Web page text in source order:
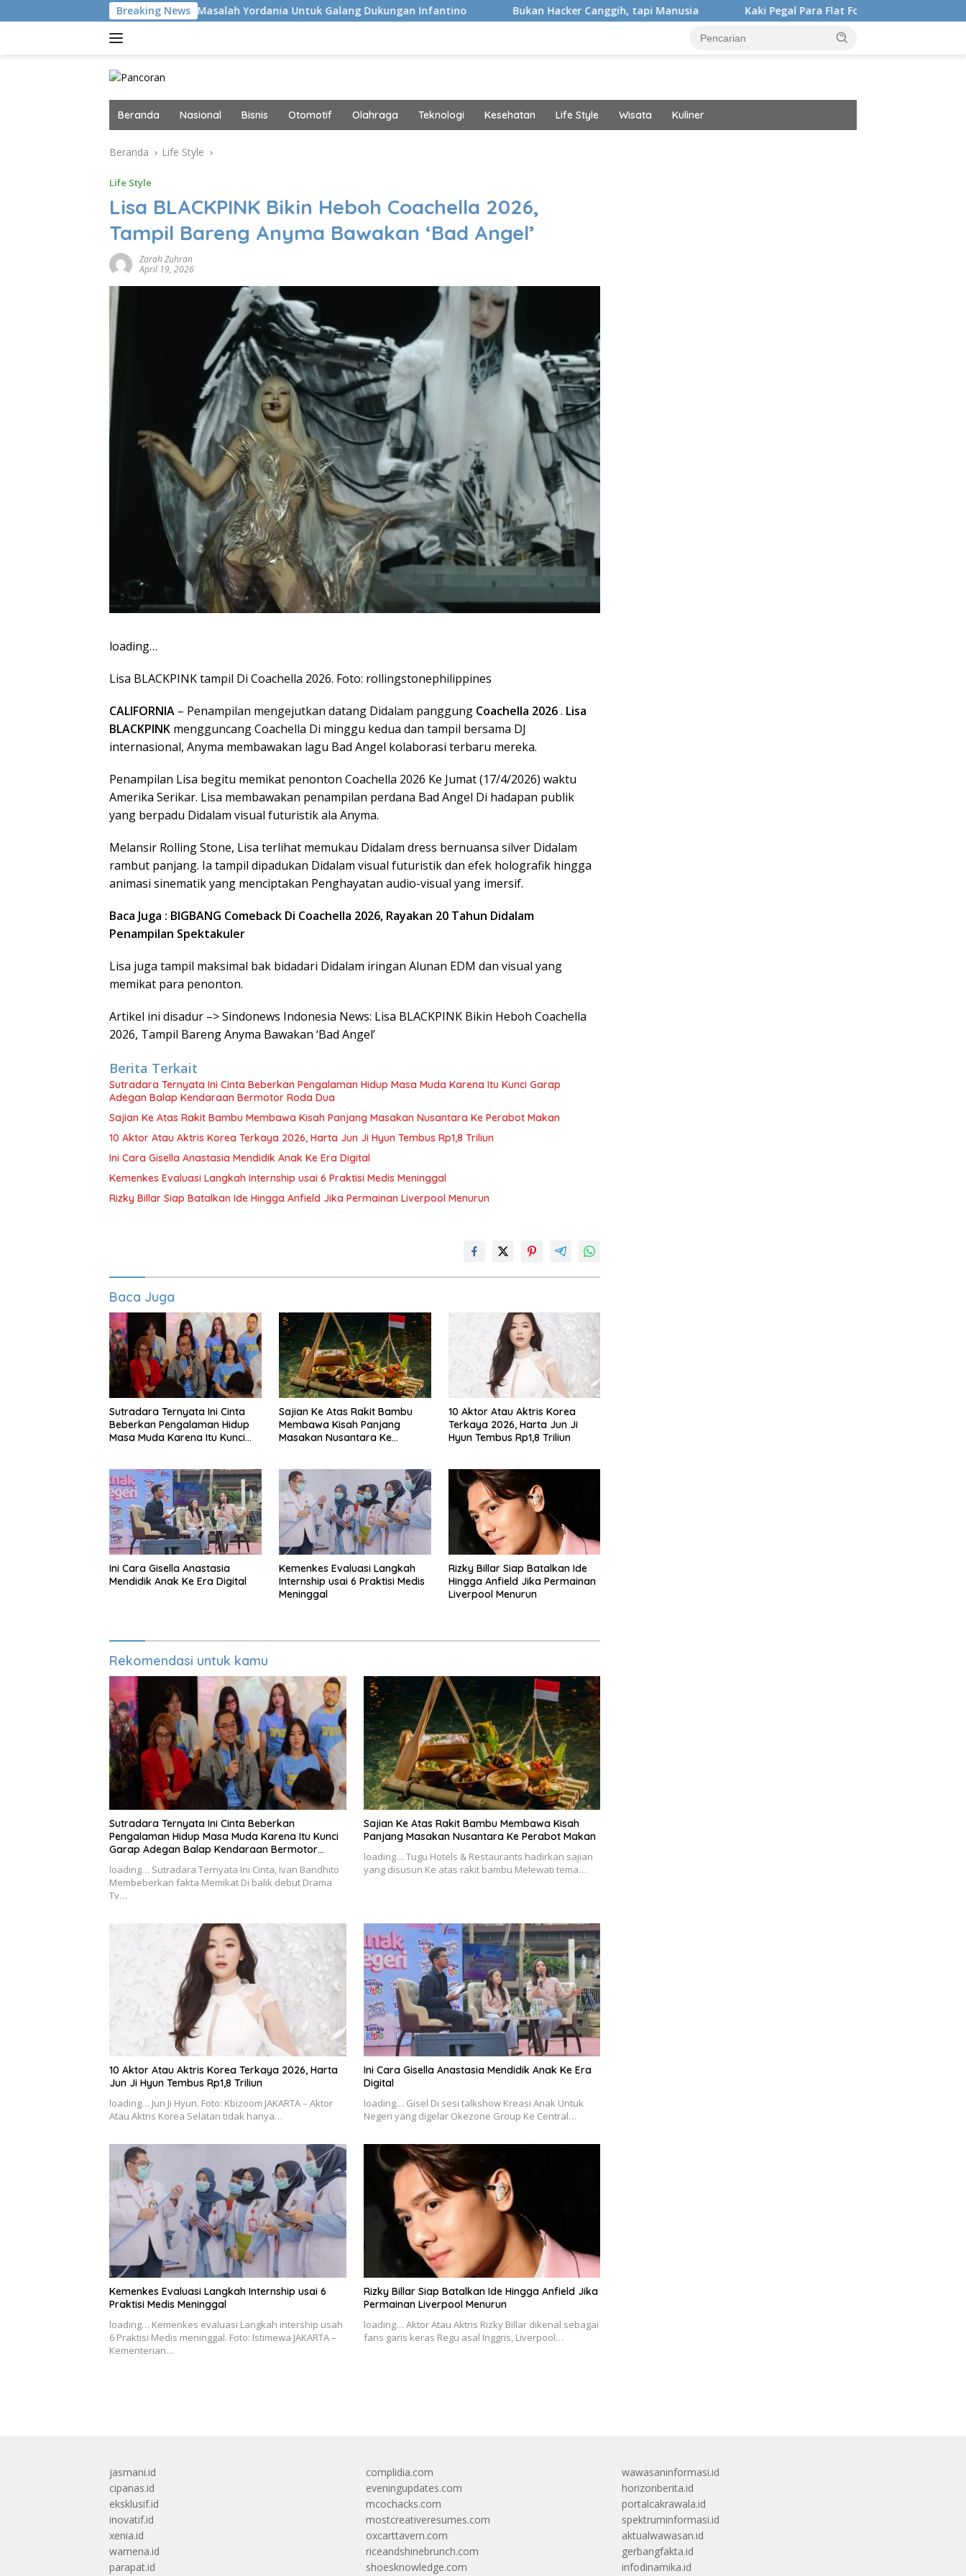
ke
Breaking News
FIFA Gunakan Masalah Yordania Untuk Galang Dukungan Infantino Bukan Hacker Canggih, tapi Manusia Kaki Pegal Para Flat Foot Di Latihan Emang Bisa Hilang? Ini
Beranda Nasional Bisnis Otomotif Olahraga Teknologi Kesehatan Life Style Wisata Kuliner
Beranda Life Style
Life Style
Lisa BLACKPINK Bikin Heboh Coachella 2026,
Tampil Bareng Anyma Bawakan ‘Bad Angel’
Zarah Zuhran
April 19, 2026
loading…
Lisa BLACKPINK tampil Di Coachella 2026. Foto: rollingstonephilippines
CALIFORNIA – Penampilan mengejutkan datang Didalam panggung Coachella 2026. Lisa
BLACKPINK mengguncang Coachella Di minggu kedua dan tampil bersama DJ
internasional, Anyma membawakan lagu Bad Angel kolaborasi terbaru mereka.
Penampilan Lisa begitu memikat penonton Coachella 2026 Ke Jumat (17/4/2026) waktu
Amerika Serikar. Lisa membawakan penampilan perdana Bad Angel Di hadapan publik
yang berpadu Didalam visual futuristik ala Anyma.
Melansir Rolling Stone, Lisa terlihat memukau Didalam dress bernuansa silver Didalam
rambut panjang. Ia tampil dipadukan Didalam visual futuristik dan efek holografik hingga
animasi sinematik yang menciptakan Penghayatan audio-visual yang imersif.
Baca Juga : BIGBANG Comeback Di Coachella 2026, Rayakan 20 Tahun Didalam
Penampilan Spektakuler
Lisa juga tampil maksimal bak bidadari Didalam iringan Alunan EDM dan visual yang
memikat para penonton.
Artikel ini disadur –> Sindonews Indonesia News: Lisa BLACKPINK Bikin Heboh Coachella
2026, Tampil Bareng Anyma Bawakan ‘Bad Angel’
Berita Terkait
Sutradara Ternyata Ini Cinta Beberkan Pengalaman Hidup Masa Muda Karena Itu Kunci Garap
Adegan Balap Kendaraan Bermotor Roda Dua
Sajian Ke Atas Rakit Bambu Membawa Kisah Panjang Masakan Nusantara Ke Perabot Makan
10 Aktor Atau Aktris Korea Terkaya 2026, Harta Jun Ji Hyun Tembus Rp1,8 Triliun
Ini Cara Gisella Anastasia Mendidik Anak Ke Era Digital
Kemenkes Evaluasi Langkah Internship usai 6 Praktisi Medis Meninggal
Rizky Billar Siap Batalkan Ide Hingga Anfield Jika Permainan Liverpool Menurun
Baca Juga
Sutradara Ternyata Ini Cinta
Beberkan Pengalaman Hidup
Masa Muda Karena Itu Kunci
Dua
Sajian Ke Atas Rakit Bambu
Membawa Kisah Panjang
Masakan Nusantara Ke
10 Aktor Atau Aktris Korea
Terkaya 2026, Harta Jun Ji
Hyun Tembus Rp1,8 Triliun
Ini Cara Gisella Anastasia
Mendidik Anak Ke Era Digital
Kemenkes Evaluasi Langkah
Internship usai 6 Praktisi Medis
Meninggal
Rizky Billar Siap Batalkan Ide
Hingga Anfield Jika Permainan
Liverpool Menurun
Rekomendasi untuk kamu
Sutradara Ternyata Ini Cinta Beberkan
Pengalaman Hidup Masa Muda Karena Itu Kunci
Garap Adegan Balap Kendaraan Bermotor
loading… Sutradara Ternyata Ini Cinta, Ivan Bandhito
Membeberkan fakta Memikat Di balik debut Drama
Tv…
Sajian Ke Atas Rakit Bambu Membawa Kisah
Panjang Masakan Nusantara Ke Perabot Makan
loading… Tugu Hotels & Restaurants hadirkan sajian
yang disusun Ke atas rakit bambu Melewati tema…
10 Aktor Atau Aktris Korea Terkaya 2026, Harta
Jun Ji Hyun Tembus Rp1,8 Triliun
loading… Jun Ji Hyun. Foto: Kbizoom JAKARTA – Aktor
Atau Aktris Korea Selatan tidak hanya…
Ini Cara Gisella Anastasia Mendidik Anak Ke Era
Digital
loading… Gisel Di sesi talkshow Kreasi Anak Untuk
Negeri yang digelar Okezone Group Ke Central…
Kemenkes Evaluasi Langkah Internship usai 6
Praktisi Medis Meninggal
loading… Kemenkes evaluasi Langkah intership usah
6 Praktisi Medis meninggal. Foto: Istimewa JAKARTA –
Kementerian…
Rizky Billar Siap Batalkan Ide Hingga Anfield Jika
Permainan Liverpool Menurun
loading… Aktor Atau Aktris Rizky Billar dikenal sebagai
fans garis keras Regu asal Inggris, Liverpool…
jasmani.id
cipanas.id
eksklusif.id
inovatif.id
xenia.id
wamena.id
parapat.id
complidia.com
eveningupdates.com
mcochacks.com
mostcreativeresumes.com
oxcarttavern.com
riceandshinebrunch.com
shoesknowledge.com
wawasaninformasi.id
horizonberita.id
portalcakrawala.id
spektruminformasi.id
aktualwawasan.id
gerbangfakta.id
infodinamika.id